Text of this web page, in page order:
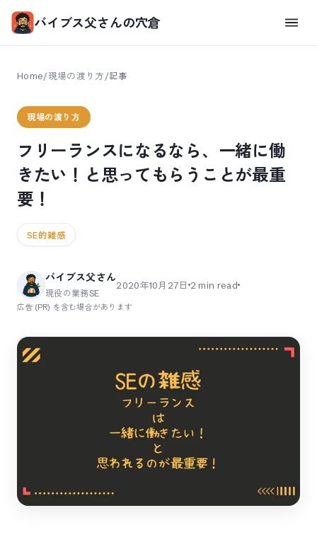
バイブス父さんの穴倉
Home/現場の渡り方 /記事
現場の渡り方
フリーランスになるなら、一緒に働
きたい！と思ってもらうことが最重
要！
SE的雑感
バイブス父さん
現役の業務SE
2020年10月27日 2 min read
広告 (PR) を含む場合があります